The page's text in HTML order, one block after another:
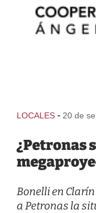
LOCALES - 20 de
¿Petronas
Bonelli en
a Petronas la